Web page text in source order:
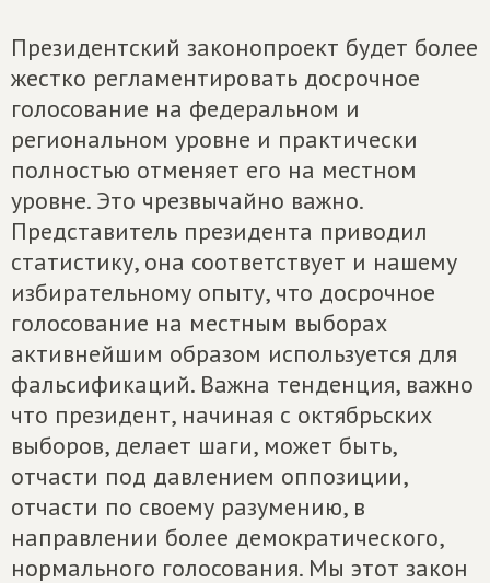
Президентский законопроект будет более
жестко регламентировать досрочное
голосование на федеральном и
региональном уровне и практически
полностью отменяет его на местном
уровне. Это чрезвычайно важно.
Представитель президента приводил
статистику, она соответствует и нашему
избирательному опыту, что досрочное
голосование на местным выборах
активнейшим образом используется для
фальсификаций. Важна тенденция, важно
что президент, начиная с октябрьских
выборов, делает шаги, может быть,
отчасти под давлением оппозиции,
отчасти по своему разумению, в
направлении более демократического,
нормального голосования. Мы этот закон